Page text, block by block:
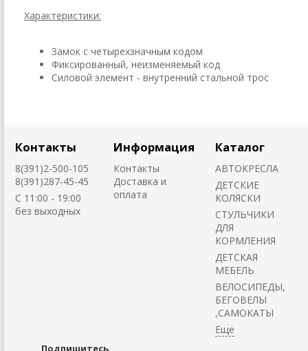
Характеристики:
Замок с четырехзначным кодом
Фиксированный, неизменяемый код
Силовой элемент - внутренний стальной трос
Контакты
8(391)2-500-105
8(391)287-45-45
C 11:00 - 19:00
без выходных
Информация
Контакты
Доставка и
оплата
Каталог
АВТОКРЕСЛА
ДЕТСКИЕ
КОЛЯСКИ
CТУЛЬЧИКИ
ДЛЯ
КОРМЛЕНИЯ
ДЕТСКАЯ
МЕБЕЛЬ
ВЕЛОСИПЕДЫ,
БЕГОВЕЛЫ
,САМОКАТЫ
Подпишитесь